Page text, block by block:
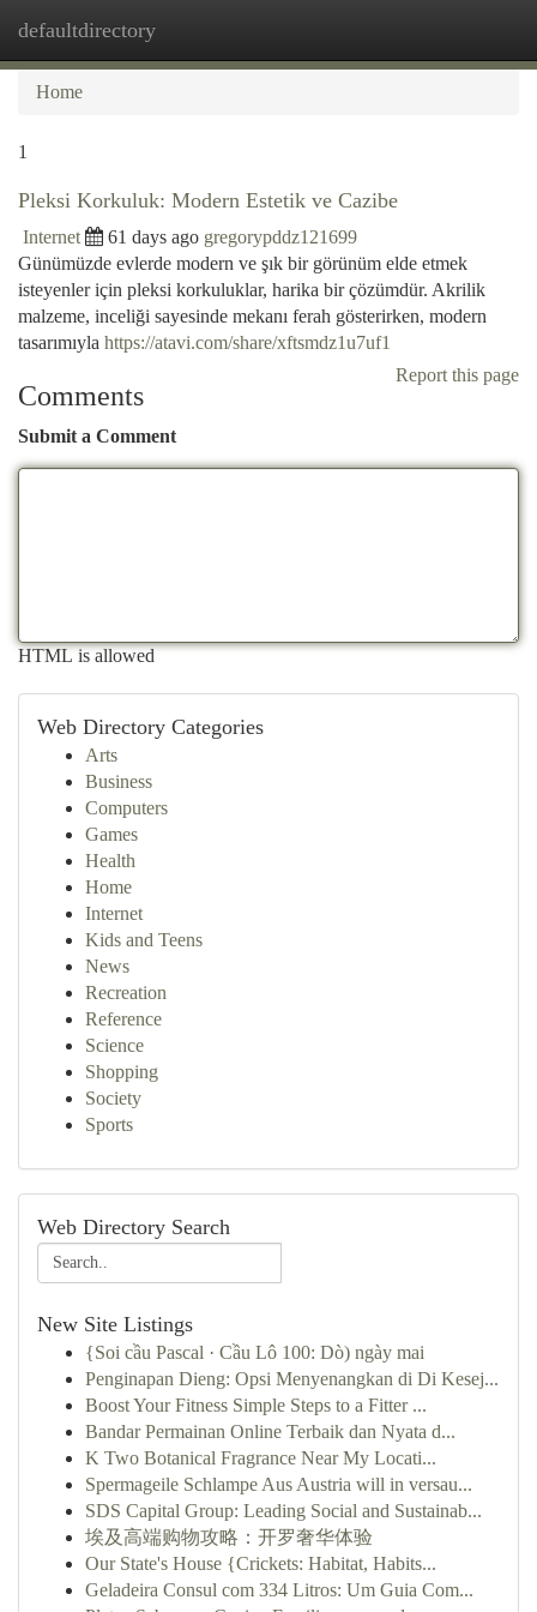
defaultdirectory
Home
1
Pleksi Korkuluk: Modern Estetik ve Cazibe
Internet 61 days ago gregorypddz121699
Günümüzde evlerde modern ve şık bir görünüm elde etmek
isteyenler için pleksi korkuluklar, harika bir çözümdür. Akrilik
malzeme, inceliği sayesinde mekanı ferah gösterirken, modern
tasarımıyla https://atavi.com/share/xftsmdz1u7uf1
Report this page
Comments
Submit a Comment
HTML is allowed
Web Directory Categories
Arts
Business
Computers
Games
Health
Home
Internet
Kids and Teens
News
Recreation
Reference
Science
Shopping
Society
Sports
Web Directory Search
New Site Listings
{Soi cầu Pascal · Cầu Lô 100: Dò) ngày mai
Penginapan Dieng: Opsi Menyenangkan di Di Kesej...
Boost Your Fitness Simple Steps to a Fitter ...
Bandar Permainan Online Terbaik dan Nyata d...
K Two Botanical Fragrance Near My Locati...
Spermageile Schlampe Aus Austria will in versau...
SDS Capital Group: Leading Social and Sustainab...
埃及高端购物攻略：开罗奢华体验
Our State's House {Crickets: Habitat, Habits...
Geladeira Consul com 334 Litros: Um Guia Com...